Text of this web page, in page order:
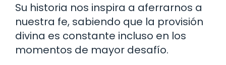
Su historia nos inspira a aferrarnos a
nuestra fe, sabiendo que la provisión
divina es constante incluso en los
momentos de mayor desafío.